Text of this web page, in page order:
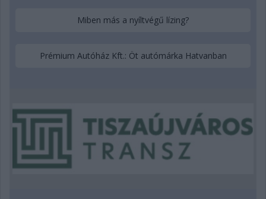
Miben más a nyíltvégű lízing?
Prémium Autóház Kft.: Öt autómárka Hatvanban